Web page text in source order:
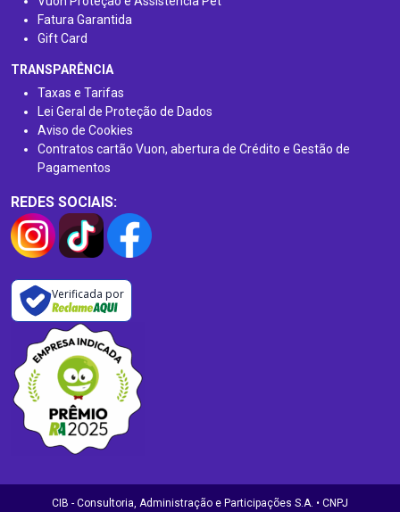
Fatura Garantida
Gift Card
TRANSPARÊNCIA
Taxas e Tarifas
Lei Geral de Proteção de Dados
Aviso de Cookies
Contratos cartão Vuon, abertura de Crédito e Gestão de
Pagamentos
REDES SOCIAIS:
Verificada por
CIB - Consultoria, Administração e Participações S.A. • CNPJ